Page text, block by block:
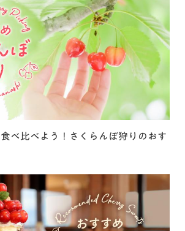
べ比べよう！さくらんぼ狩りのおす